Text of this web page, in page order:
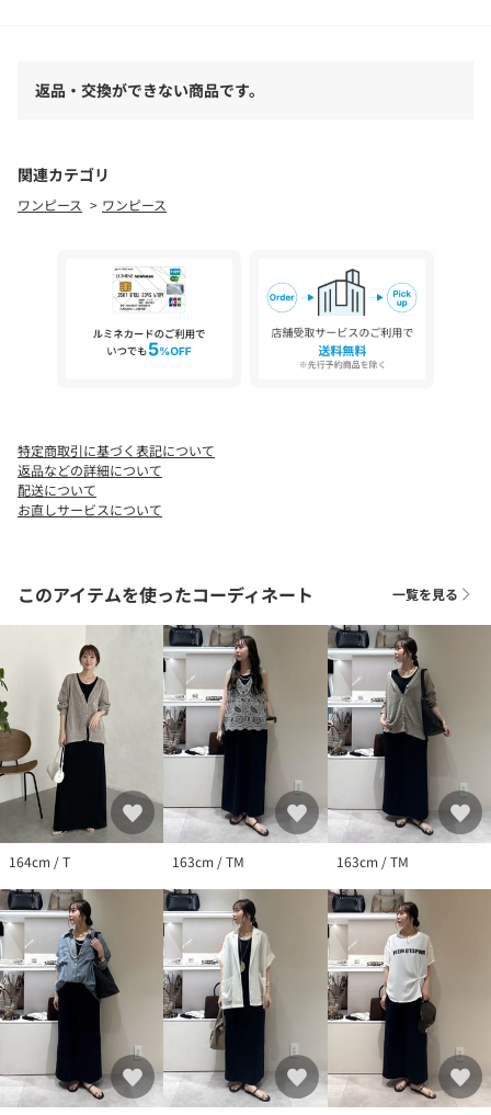
・スリットありで足さばき◎
--------------------------------
洗濯：手洗い可能
透け感： なし
--------------------------------
【 ♡ をクリックでお得な情報をお知らせいたします 】
お気に入りアイテムのお値下げ・再入荷・在庫ラスト1点など通知
を受けることができます。
〈 ブランドのお気に入り登録 〉
--------------------------------------
※ 生産の都合上、お届け時期が前後する場合がございます。
※ 掲載画像の商品の色味は、 撮影場所や光の当たり具合などによ
り色味が異なって見える場合がございます。
また、お客様のお使いのPC・スマートフォン等のモニター環境
などにより色味が異なって見える場合がございます。予めご了承
の上ご注文ください。
※ 着用、お取り扱いの際は、商品についている品質表示とアテン
ションタグを必ずご確認下さい。
返品・交換ができない商品です。
関連カテゴリ
ワンピース ワンピース
特定商取引に基づく表記について
返品などの詳細について
配送について
お直しサービスについて
このアイテムを使ったコーディネート 一覧を見る
164cm / T 163cm / TM 163cm / TM